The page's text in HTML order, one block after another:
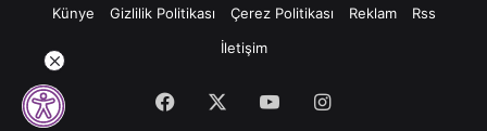
Künye
Gizlilik Politikası Çerez Politikası Reklam
Rss
İletişim
Facebook YouTubeInstagram